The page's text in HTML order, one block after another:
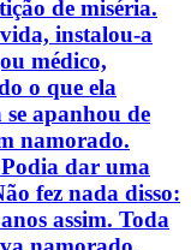
de miséria.
instalou-a
médico,
o que ela
apanhou de
namorado.
dar uma
fez nada disso:
assim. Toda